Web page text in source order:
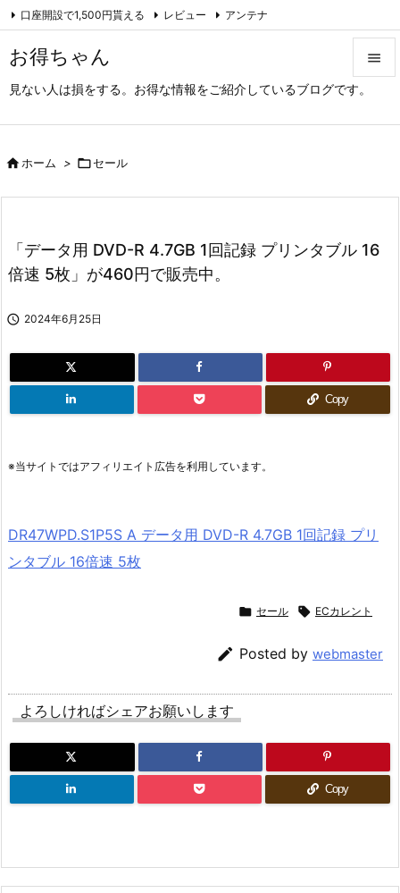
お得ちゃん
見ない人は損をする。お得な情報をご紹介しているブログです。

次へ
口座開設で1,500円貰える レビュー アンテナ
アーカイブ（旧サイト）
ホーム > セール
「データ用 DVD-R 4.7GB 1回記録 プリンタブル 16
倍速 5枚」が460円で販売中。
 2024年6月25日
Copy
※当サイトではアフィリエイト広告を利用しています。
DR47WPD.S1P5S A データ用 DVD-R 4.7GB 1回記録 プリ
ンタブル 16倍速 5枚
 セール  ECカレント
 Posted by webmaster
よろしければシェアお願いします
Copy